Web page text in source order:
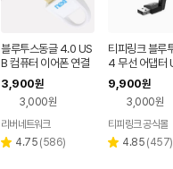
블루투스동글 4.0 US
B 컴퓨터 이어폰 연결
무선 수신기 동그리 동
글 블루투스동글이
3,900원
3,000원
페이
리버네트워크
별 4.75 리
(586)
티피링크 블루
4 무선 어댑터
0 Plus
9,900원
3,000원
티피링크 공식몰
별 4.85 리
(457)